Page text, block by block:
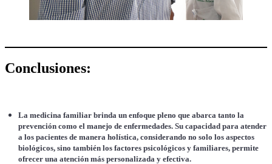
Conclusiones:
La medicina familiar brinda un enfoque pleno que abarca tanto la
prevención como el manejo de enfermedades. Su capacidad para atender
a los pacientes de manera holística, considerando no solo los aspectos
biológicos, sino también los factores psicológicos y familiares, permite
ofrecer una atención más personalizada y efectiva.